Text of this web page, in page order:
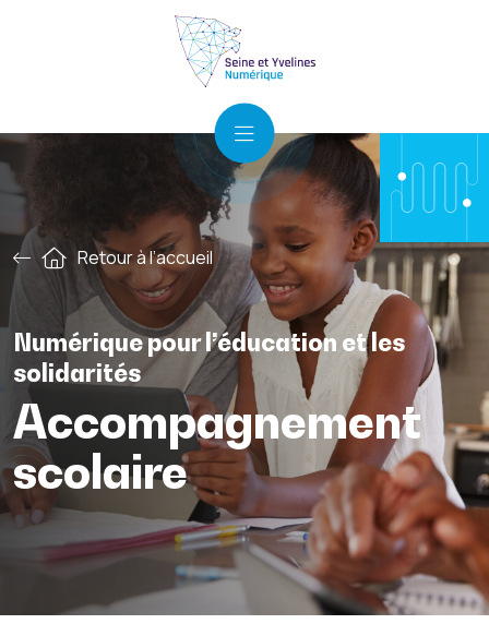
Retour à l’accueil
Numérique pour l’éducation et les
solidarités
Accompagnement
scolaire